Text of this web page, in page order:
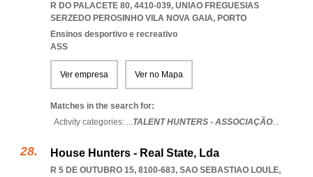
R DO PALACETE 80, 4410-039, UNIAO FREGUESIAS
SERZEDO PEROSINHO VILA NOVA GAIA, PORTO
Ensinos desportivo e recreativo
ASS
Ver empresa Ver no Mapa
Matches in the search for:
Activity categories: ...TALENT HUNTERS - ASSOCIAÇÃO...
House Hunters - Real State, Lda
R 5 DE OUTUBRO 15, 8100-683, SAO SEBASTIAO LOULE,